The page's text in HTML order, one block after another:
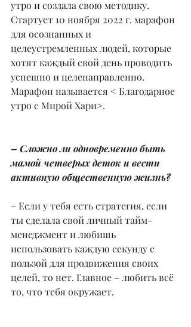
утро и создала свою методику.
Стартует 10 ноября 2022 г. марафон
для осознанных и
целеустремленных людей, которые
хотят каждый свой день проводить
успешно и целенаправленно.
Марафон называется < Благодарное
утро с Мирой Хари>.
– Сложно ли одновременно быть
мамой четверых деток и вести
активную общественную жизнь?
– Если у тебя есть стратегия, если
ты сделала свой личный тайм-
менеджмент и любишь
использовать каждую секунду с
пользой для продвижения своих
целей, то нет. Главное – любить всё
то, что тебя окружает.